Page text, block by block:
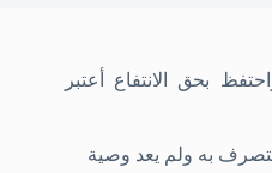
بحق الانتفاع أعتبر
به ولم يعد وصية